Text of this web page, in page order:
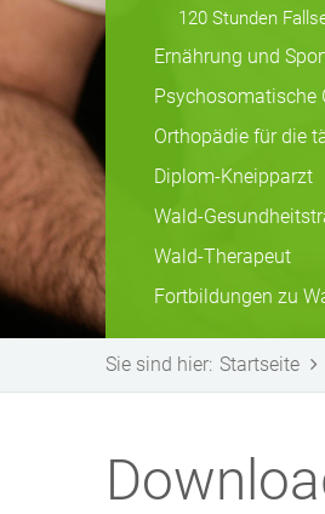
120 Stunden
Ernährung und
Psychosomatische
Orthopädie für die
Diplom-Kneipparzt
Wald-
Wald-Therapeut
Fortbildungen zu
Sie sind hier: Startseite